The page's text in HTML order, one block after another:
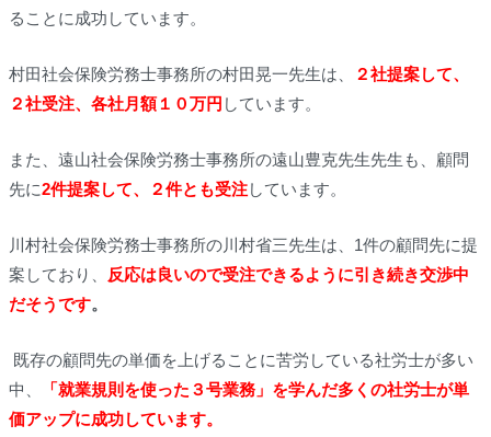
ることに成功しています。
村田社会保険労務士事務所の村田晃一先生は、
２社提案して、
２社受注、各社月額１０万円 しています。
また、遠山社会保険労務士事務所の遠山豊克先生先生も、顧問
先に2件提案して、２件とも受注しています。
川村社会保険労務士事務所の川村省三先生は、1件の顧問先に提
案しており、
反応は良いので受注できるように引き続き交渉中
だそうです。
既存の顧問先の単価を上げることに苦労している社労士が多い
中、
「就業規則を使った３号業務」を学んだ多くの社労士が単
価アップに成功しています。